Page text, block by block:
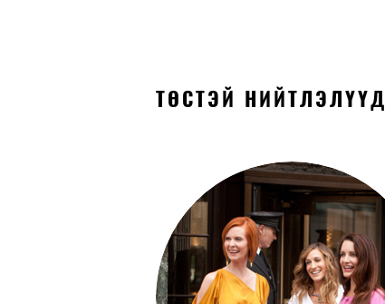
ТӨСТЭЙ НИЙТЛЭЛҮҮД